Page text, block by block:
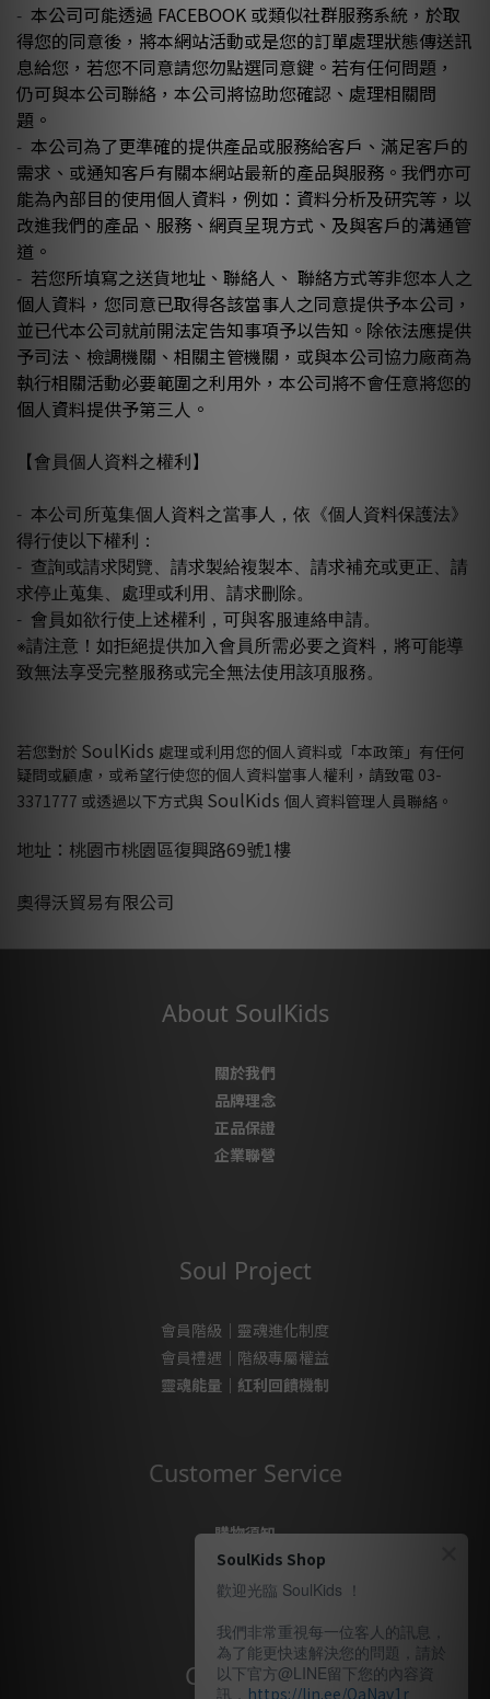
- 本公司可能透過 FACEBOOK 或類似社群服務系統，於取
得您的同意後，將本網站活動或是您的訂單處理狀態傳送訊
息給您，若您不同意請您勿點選同意鍵。若有任何問題，
仍可與本公司聯絡，本公司將協助您確認、處理相關問
題。
- 本公司為了更準確的提供產品或服務給客戶、滿足客戶的
需求、或通知客戶有關本網站最新的產品與服務。我們亦可
能為內部目的使用個人資料，例如：資料分析及研究等，以
改進我們的產品、服務、網頁呈現方式、及與客戶的溝通管
道。
- 若您所填寫之送貨地址、聯絡人、 聯絡方式等非您本人之
個人資料，您同意已取得各該當事人之同意提供予本公司，
並已代本公司就前開法定告知事項予以告知。除依法應提供
予司法、檢調機關、相關主管機關，或與本公司協力廠商為
執行相關活動必要範圍之利用外，本公司將不會任意將您的
個人資料提供予第三人。
【會員個人資料之權利】
- 本公司所蒐集個人資料之當事人，依《個人資料保護法》
得行使以下權利：
- 查詢或請求閱覽、請求製給複製本、請求補充或更正、請
求停止蒐集、處理或利用、請求刪除。
- 會員如欲行使上述權利，可與客服連絡申請。
※請注意！如拒絕提供加入會員所需必要之資料，將可能導
致無法享受完整服務或完全無法使用該項服務。
若您對於 SoulKids 處理或利用您的個人資料或「本政策」有任何
疑問或顧慮，或希望行使您的個人資料當事人權利，請致電 03-
3371777 或透過以下方式與 SoulKids 個人資料管理人員聯絡。
地址：桃園市桃園區復興路69號1樓
奧得沃貿易有限公司
About SoulKids
關於我們
品牌理念
正品保證
企業聯營
Soul Project
會員階級｜靈魂進化制度
會員禮遇｜階級專屬權益
靈魂能量｜紅利回饋機制
Customer Service
購物須知
購物代購
售後服務
Contact Us
SoulKids Shop
歡迎光臨 SoulKids ！
我們非常重視每一位客人的訊息，
為了能更快速解決您的問題，請於
以下官方@LINE留下您的內容資
訊， https://lin.ee/QaNav1r